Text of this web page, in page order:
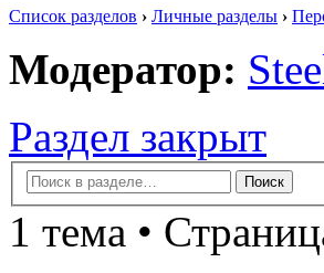
Список разделов › Личные разделы ›
Модератор:
Раздел закрыт
1 тема •